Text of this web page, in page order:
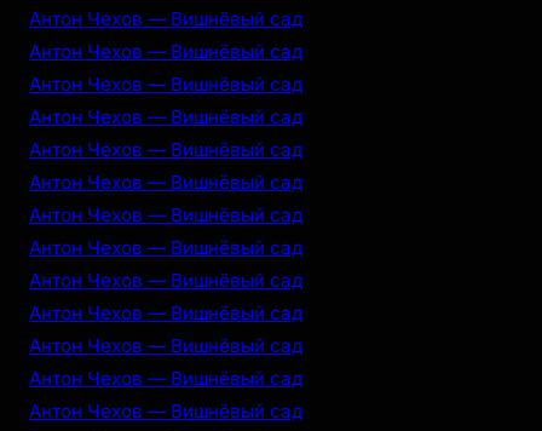
Антон Чехов — Вишнёвый сад
Антон Чехов — Вишнёвый сад
Антон Чехов — Вишнёвый сад
Антон Чехов — Вишнёвый сад
Антон Чехов — Вишнёвый сад
Антон Чехов — Вишнёвый сад
Антон Чехов — Вишнёвый сад
Антон Чехов — Вишнёвый сад
Антон Чехов — Вишнёвый сад
Антон Чехов — Вишнёвый сад
Антон Чехов — Вишнёвый сад
Антон Чехов — Вишнёвый сад
Антон Чехов — Вишнёвый сад